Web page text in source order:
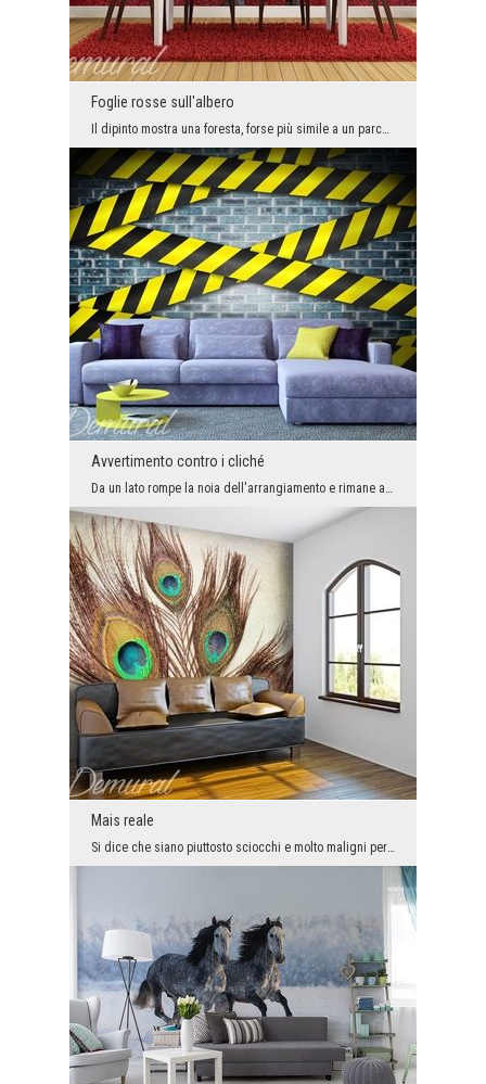
Foglie rosse sull'albero
Il dipinto mostra una foresta, forse più simile a un parco. Le passeggiate autunnali nel parco of...
Avvertimento contro i cliché
Da un lato rompe la noia dell'arrangiamento e rimane a lungo nella memoria dei nostri ospiti, dal...
Mais reale
Si dice che siano piuttosto sciocchi e molto maligni per natura. Queste qualità negative non sign...